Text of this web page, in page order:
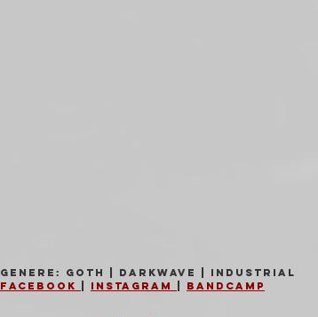
Genere: Goth | Darkwave | Industrial
Facebook
Instagram Bandcamp